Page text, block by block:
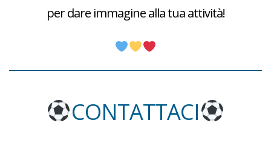
per dare immagine alla tua attività!
CONTATTACI